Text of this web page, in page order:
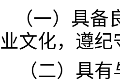
（一）具
业文化，遵
（二）具有